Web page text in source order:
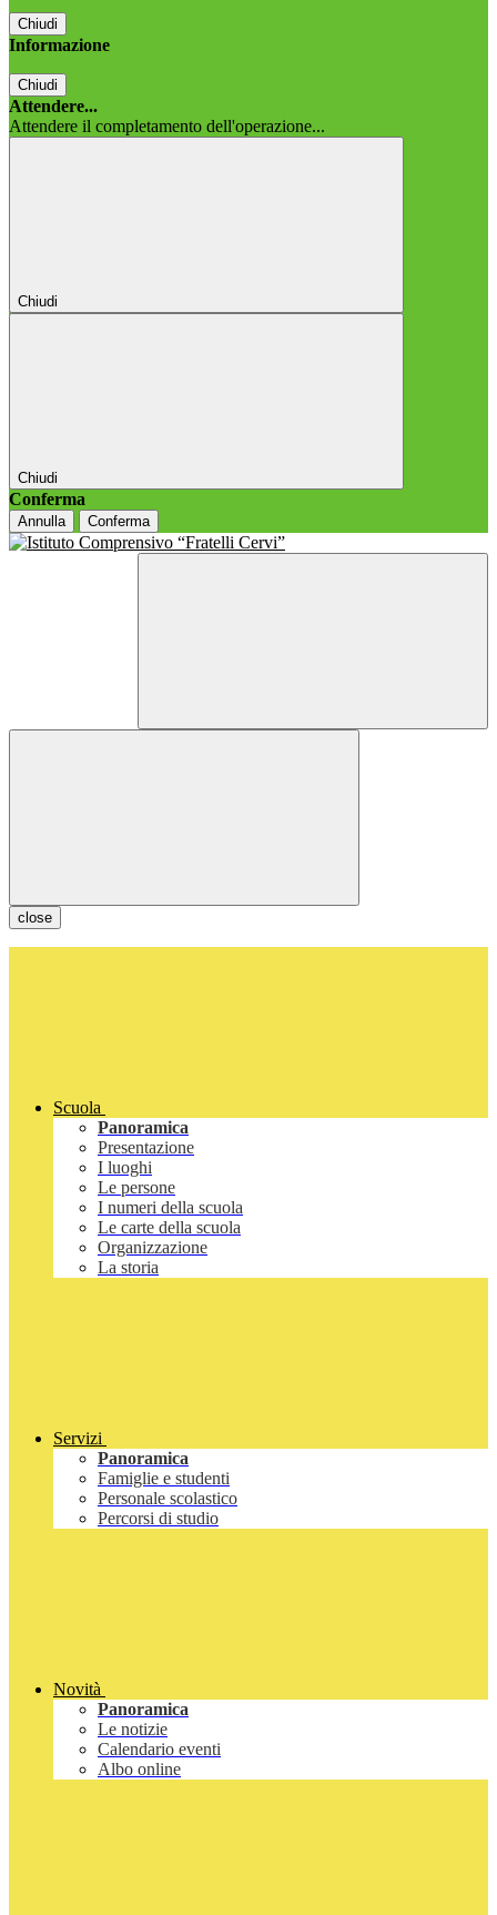
Chiudi
Informazione
Chiudi
Attendere...
Attendere il completamento dell'operazione...
Chiudi
Chiudi
Conferma
Annulla Conferma
close
Scuola
Panoramica
Presentazione
I luoghi
Le persone
I numeri della scuola
Le carte della scuola
Organizzazione
La storia
Servizi
Panoramica
Famiglie e studenti
Personale scolastico
Percorsi di studio
Novità
Panoramica
Le notizie
Calendario eventi
Albo online